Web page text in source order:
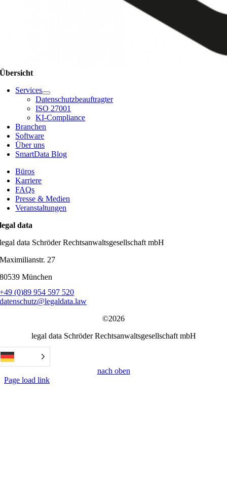
Übersicht
Services
Datenschutzbeauftragter
ISO 27001
KI-Compliance
Branchen
Software
Über uns
SmartData Blog
Büros
Karriere
FAQs
Presse & Medien
Veranstaltungen
legal data
legal data Schröder Rechtsanwaltsgesellschaft mbH
Maximilianstr. 27
80539 München
+49 (0)89 954 597 520
datenschutz@legaldata.law
©2026
legal data Schröder Rechtsanwaltsgesellschaft mbH
nach oben
Page load link